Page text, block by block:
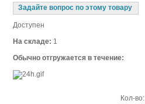
Задайте вопрос по этому товару
Доступен
На складе: 1
Обычно отгружается в течение:
Кол-во: